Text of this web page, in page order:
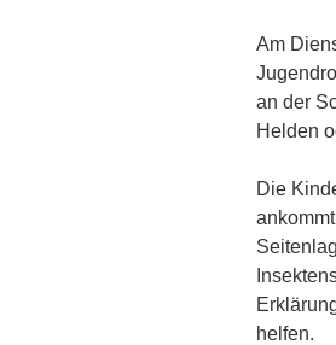
Am
an der
Helden
Die
helfen.